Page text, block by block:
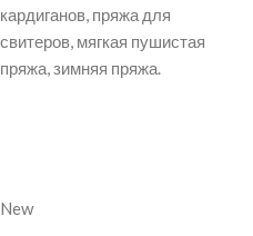
кардиганов, пряжа для
свитеров, мягкая пушистая
пряжа, зимняя пряжа.
New